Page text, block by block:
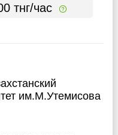
тнг/час
им.М.Утемисова